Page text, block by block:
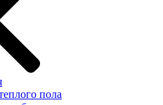
пола